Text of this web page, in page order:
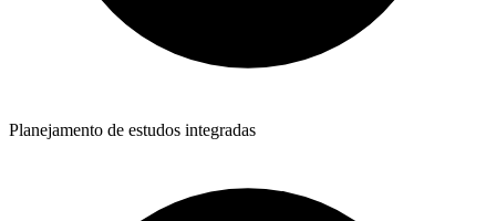
Planejamento de estudos integradas